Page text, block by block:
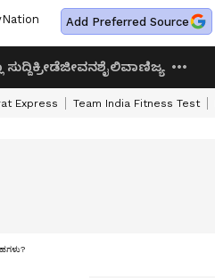
Add Preferred Source
ಸುದ್ದಿಕ್ರೀಡೆಜೀವನಶೈಲಿವಾಣಿಜ್ಯ
Express Team India Fitness Test